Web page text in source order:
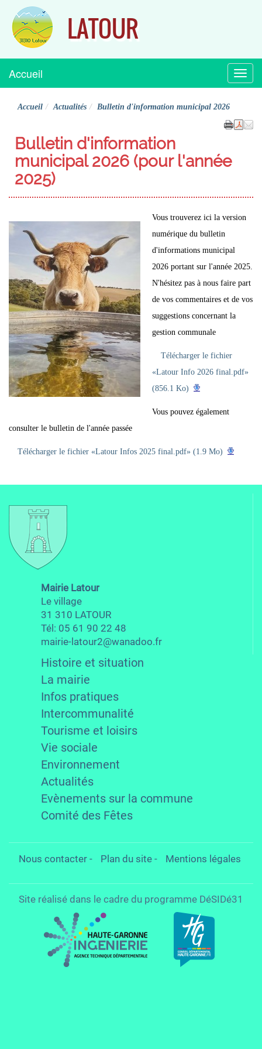
LATOUR
Menu
Accueil
Accueil Actualités Bulletin d'information municipal 2026
Bulletin d'information
municipal 2026 (pour l'année
2025)
Vous trouverez ici la version
numérique du bulletin
d'informations municipal
2026 portant sur l'année 2025.
N'hésitez pas à nous faire part
de vos commentaires et de vos
suggestions concernant la
gestion communale
Télécharger le fichier
«Latour Info 2026 final.pdf»
(856.1 Ko)
Vous pouvez également
consulter le bulletin de l'année passée
Télécharger le fichier «Latour Infos 2025 final.pdf» (1.9 Mo)
Mairie Latour
Le village
31 310 LATOUR
Tél: 05 61 90 22 48
mairie-latour2@wanadoo.fr
Histoire et situation
La mairie
Infos pratiques
Intercommunalité
Tourisme et loisirs
Vie sociale
Environnement
Actualités
Evènements sur la commune
Comité des Fêtes
Nous contacter- Plan du site- Mentions légales
Site réalisé dans le cadre du programme DéSIDé31